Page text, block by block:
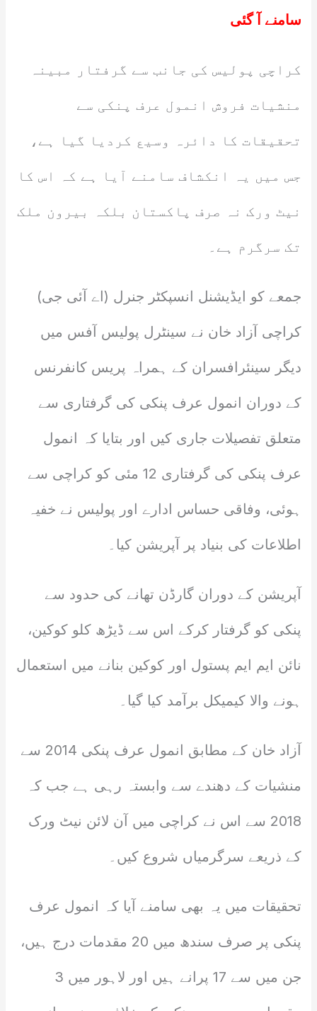
سامنے آ گئی
کراچی پولیس کی جانب سے گرفتار مبینہ
منشیات فروش انمول عرف پنکی سے
تحقیقات کا دائرہ وسیع کردیا گیا ہے،
جس میں یہ انکشاف سامنے آیا ہے کہ اس کا
نیٹ ورک نہ صرف پاکستان بلکہ بیرون ملک
تک سرگرم ہے۔
جمعے کو ایڈیشنل انسپکٹر جنرل (اے آئی جی)
کراچی آزاد خان نے سینٹرل پولیس آفس میں
دیگر سینئرافسران کے ہمراہ پریس کانفرنس
کے دوران انمول عرف پنکی کی گرفتاری سے
متعلق تفصیلات جاری کیں اور بتایا کہ انمول
عرف پنکی کی گرفتاری 12 مئی کو کراچی سے
ہوئی، وفاقی حساس ادارے اور پولیس نے خفیہ
اطلاعات کی بنیاد پر آپریشن کیا۔
آپریشن کے دوران گارڈن تھانے کی حدود سے
پنکی کو گرفتار کرکے اس سے ڈیڑھ کلو کوکین،
نائن ایم ایم پستول اور کوکین بنانے میں استعمال
ہونے والا کیمیکل برآمد کیا گیا۔
آزاد خان کے مطابق انمول عرف پنکی 2014 سے
منشیات کے دھندے سے وابستہ رہی ہے جب کہ
2018 سے اس نے کراچی میں آن لائن نیٹ ورک
کے ذریعے سرگرمیاں شروع کیں۔
تحقیقات میں یہ بھی سامنے آیا کہ انمول عرف
پنکی پر صرف سندھ میں 20 مقدمات درج ہیں،
جن میں سے 17 پرانے ہیں اور لاہور میں 3